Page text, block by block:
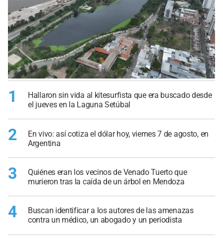
1
Hallaron sin vida al kitesurfista que era buscado desde
el jueves en la Laguna Setúbal
2
En vivo: así cotiza el dólar hoy, viernes 7 de agosto, en
Argentina
3
Quiénes eran los vecinos de Venado Tuerto que
murieron tras la caída de un árbol en Mendoza
4
Buscan identificar a los autores de las amenazas
contra un médico, un abogado y un periodista